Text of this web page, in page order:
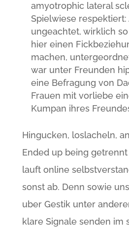
amyotrophic lateral
Spielwiese
ungeachtet, wirklich
hier einen
machen,
war unter Freunden
eine Befragung von
Frauen mit vorliebe
Kumpan ihres
Hingucken, loslacheln,
Ended up being
lauft online
sonst ab. Denn sowie
uber Gestik unter
klare Signale senden im